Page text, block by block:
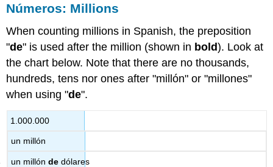
Números: Millions
When counting millions in Spanish, the preposition
"de" is used after the million (shown in bold). Look at
the chart below. Note that there are no thousands,
hundreds, tens nor ones after "millón" or "millones"
when using "de".
1.000.000
un millón
un millónde dólares